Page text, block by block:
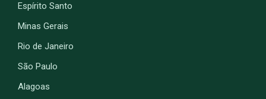
Espírito Santo
Minas Gerais
Rio de Janeiro
São Paulo
Alagoas